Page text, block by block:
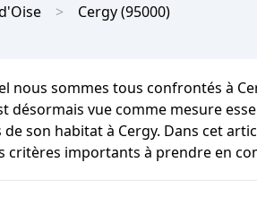
Cergy(95000)
nous sommes tous confrontés à
désormais vue comme mesure
son habitat à Cergy. Dans cet
critères importants à prendre en